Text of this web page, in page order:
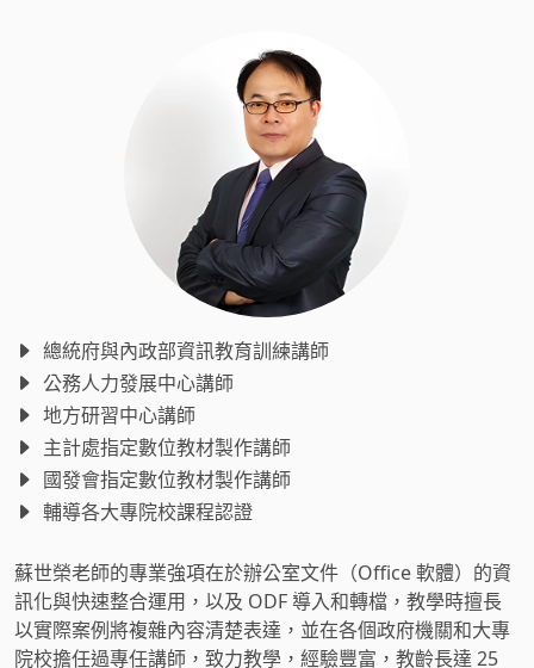
總統府與內政部資訊教育訓練講師
公務人力發展中心講師
地方研習中心講師
主計處指定數位教材製作講師
國發會指定數位教材製作講師
輔導各大專院校課程認證
蘇世榮老師的專業強項在於辦公室文件（Office 軟體）的資
訊化與快速整合運用，以及 ODF 導入和轉檔，教學時擅長
以實際案例將複雜內容清楚表達，並在各個政府機關和大專
院校擔任過專任講師，致力教學，經驗豐富，教齡長達 25